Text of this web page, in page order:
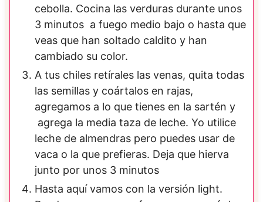
cebolla. Cocina las verduras durante unos
3 minutos a fuego medio bajo o hasta que
veas que han soltado caldito y han
cambiado su color.
A tus chiles retírales las venas, quita todas
las semillas y coártalos en rajas,
agregamos a lo que tienes en la sartén y
agrega la media taza de leche. Yo utilice
leche de almendras pero puedes usar de
vaca o la que prefieras. Deja que hierva
junto por unos 3 minutos
Hasta aquí vamos con la versión light.